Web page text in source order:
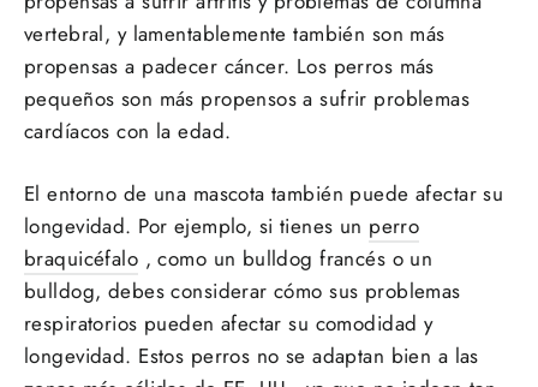
vertebral, y lamentablemente también son más
propensas a padecer cáncer. Los perros más
pequeños son más propensos a sufrir problemas
cardíacos con la edad.
El entorno de una mascota también puede afectar su
longevidad. Por ejemplo, si tienes un perro
braquicéfalo , como un bulldog francés o un
bulldog, debes considerar cómo sus problemas
respiratorios pueden afectar su comodidad y
longevidad. Estos perros no se adaptan bien a las